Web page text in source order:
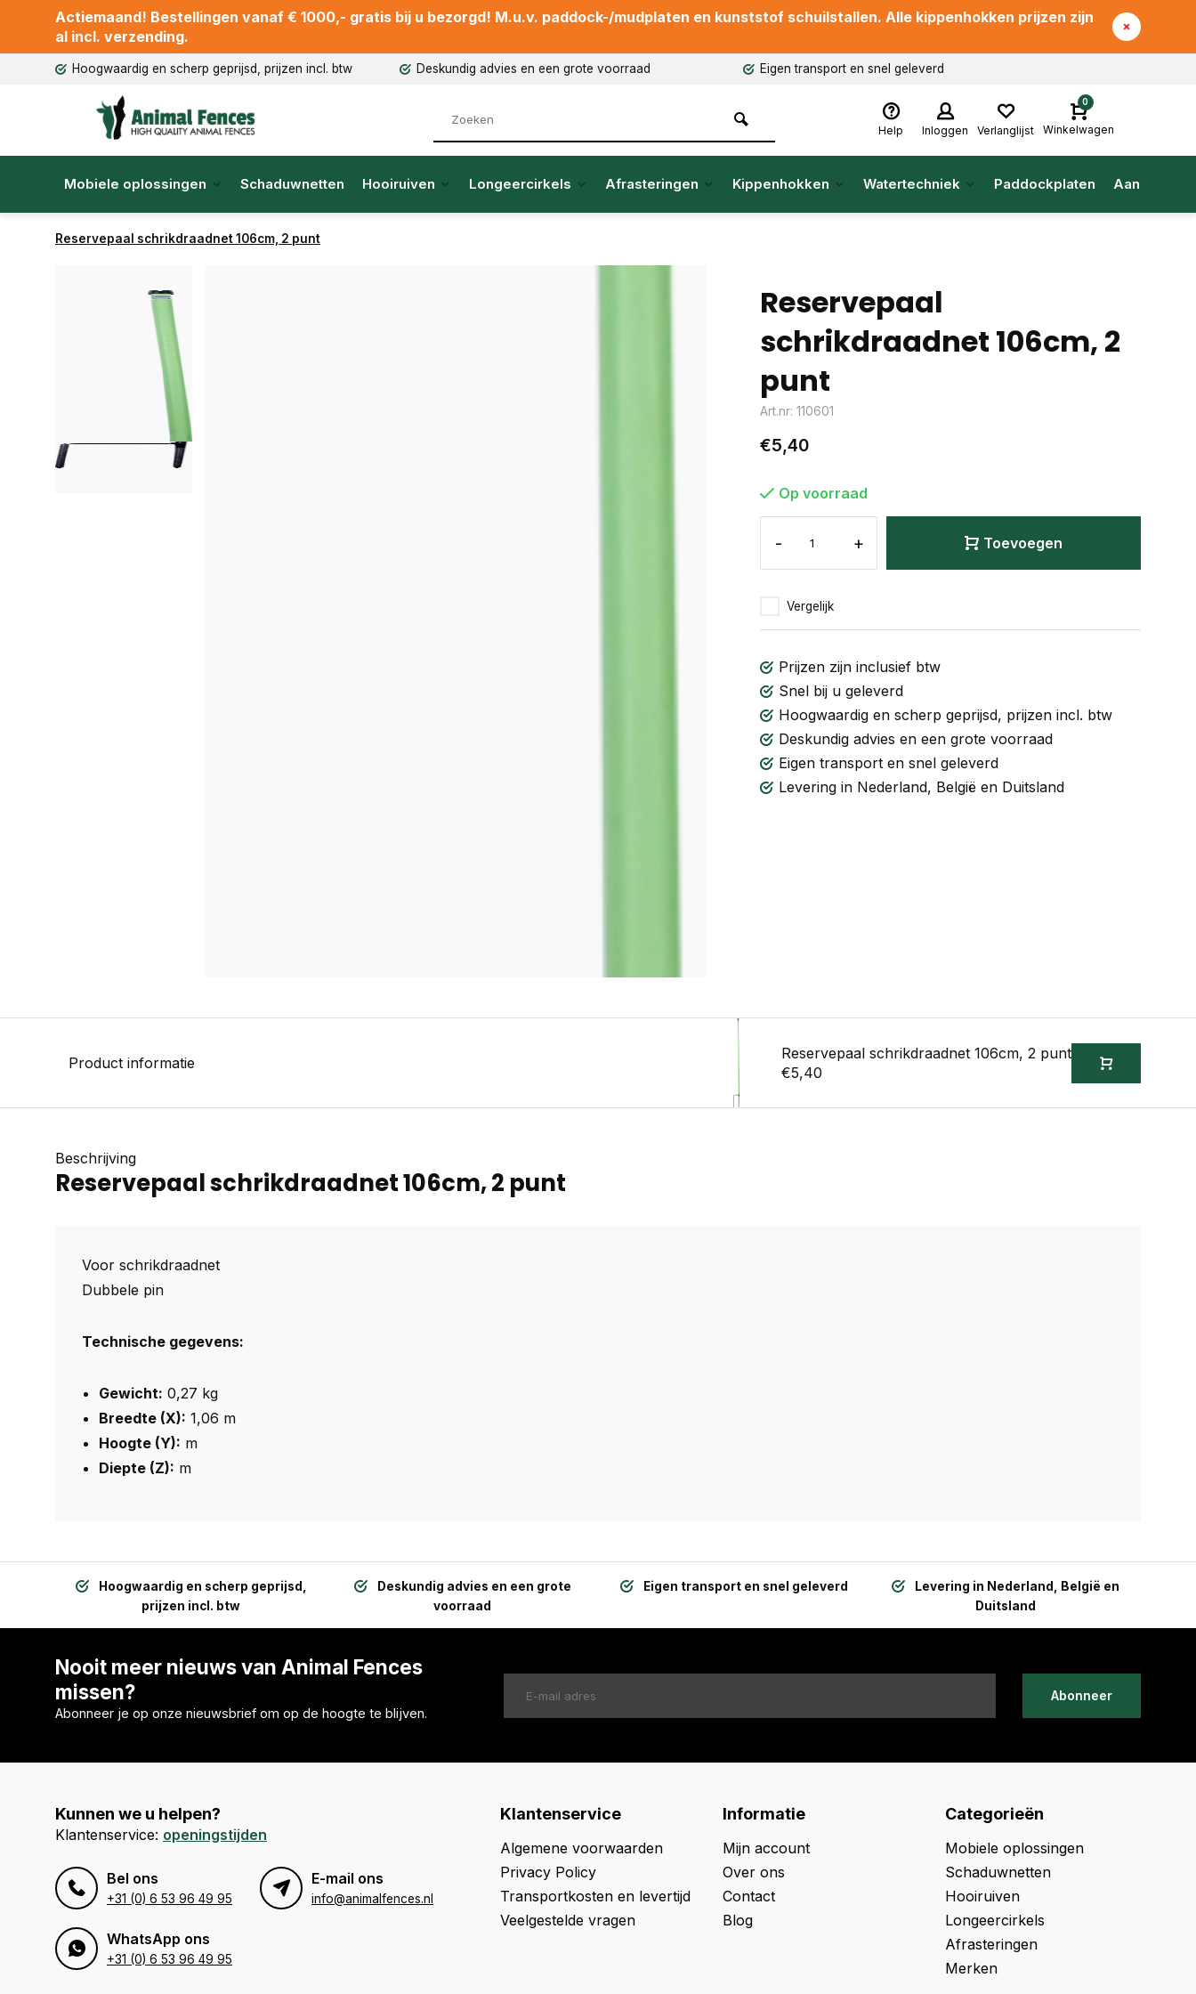
Actiemaand! Bestellingen vanaf € 1000,- gratis bij u bezorgd! M.u.v. paddock-/mudplaten en kunststof schuilstallen. Alle kippenhokken prijzen zijn
al incl. verzending.
Hoogwaardig en scherp geprijsd, prijzen incl. btw Deskundig advies en een grote voorraad Eigen transport en snel geleverd
Help Inloggen Verlanglijst
0
Winkelwagen
Mobiele oplossingen Schaduwnetten Hooiruiven Longeercirkels Afrasteringen Kippenhokken Watertechniek Paddockplaten
Reservepaal schrikdraadnet 106cm, 2 punt
Reservepaal
schrikdraadnet 106cm, 2
punt
Art.nr: 110601
€5,40
Op voorraad
- + Toevoegen
Vergelijk
Prijzen zijn inclusief btw
Snel bij u geleverd
Hoogwaardig en scherp geprijsd, prijzen incl. btw
Deskundig advies en een grote voorraad
Eigen transport en snel geleverd
Levering in Nederland, België en Duitsland
Product informatie
Reservepaal schrikdraadnet 106cm, 2 punt
€5,40
Beschrijving
Reservepaal schrikdraadnet 106cm, 2 punt
Voor schrikdraadnet
Dubbele pin
Technische gegevens:
Gewicht: 0,27 kg
Breedte (X): 1,06 m
Hoogte (Y): m
Diepte (Z): m
Hoogwaardig en scherp geprijsd,
prijzen incl. btw
Deskundig advies en een grote
voorraad
Eigen transport en snel geleverd
Levering in Nederland, België en
Duitsland
Nooit meer nieuws van Animal Fences
missen?
Abonneer je op onze nieuwsbrief om op de hoogte te blijven.
Abonneer
Kunnen we u helpen?
Klantenservice: openingstijden
Bel ons
+31 (0) 6 53 96 49 95
E-mail ons
info@animalfences.nl
WhatsApp ons
+31 (0) 6 53 96 49 95
Klantenservice
Algemene voorwaarden
Privacy Policy
Transportkosten en levertijd
Veelgestelde vragen
Informatie
Mijn account
Over ons
Contact
Blog
Categorieën
Mobiele oplossingen
Schaduwnetten
Hooiruiven
Longeercirkels
Afrasteringen
Merken